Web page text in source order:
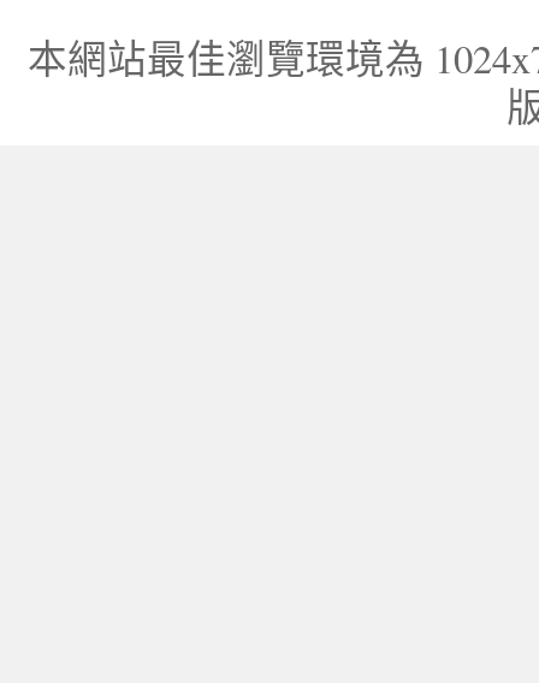
本網站最佳瀏覽環境為